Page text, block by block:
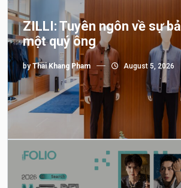
ZILLI: Tuyên ngôn về sự
một quý ông
by Thai Khang Pham August 5, 2026